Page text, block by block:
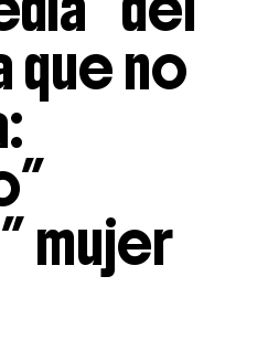
que no
mujer